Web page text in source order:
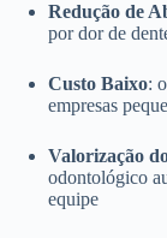
Redução de
por dor de
Custo Baixo:
empresas
Valorização
odontológico
equipe